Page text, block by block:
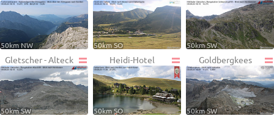
50km NW 50km SO 50km SW
Gletscher - Alteck
50km SW
Heidi-Hotel
50km SO
Goldbergkees
50km SW